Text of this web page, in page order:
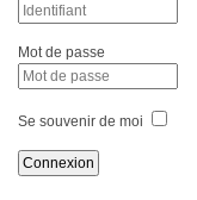
Mot de passe
Se souvenir de moi